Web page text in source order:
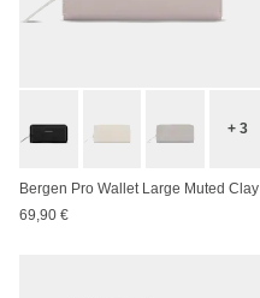
+ 3
Bergen Pro Wallet Large Muted Clay
69,90 €